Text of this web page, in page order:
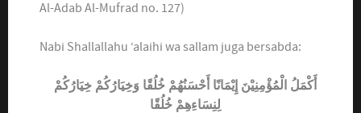
Al-Adab Al-Mufrad no. 127)
Nabi Shallallahu ‘alaihi wa sallam juga bersabda:
أَكْمَلُ الْمُؤْمِنِيْنَ إِيْمَانًا أَحْسَنُهُمْ خُلُقًا وَخِيَارُكُمْ خِيَارُكُمْ
لِنِسَاءِهِمْ خُلُقًا